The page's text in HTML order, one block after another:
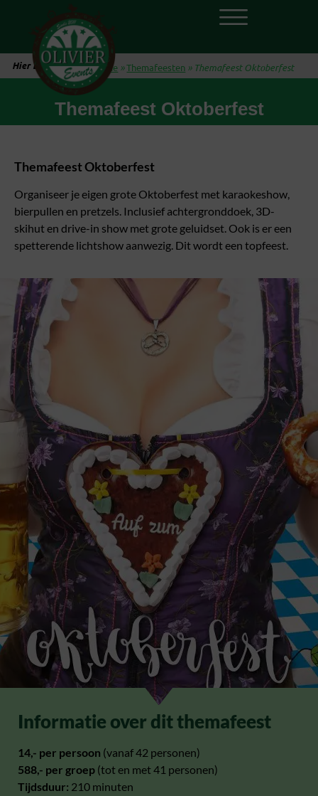
Hier ben je: Home »Themafeesten » Themafeest Oktoberfest
Themafeest Oktoberfest
Themafeest Oktoberfest
Organiseer je eigen grote Oktoberfest met karaokeshow,
bierpullen en pretzels. Inclusief achtergronddoek, 3D-
skihut en drive-in show met grote geluidset. Ook is er een
spetterende lichtshow aanwezig. Dit wordt een topfeest.
Informatie over dit themafeest
14,- per persoon (vanaf 42 personen)
588,- per groep (tot en met 41 personen)
Tijdsduur: 210 minuten